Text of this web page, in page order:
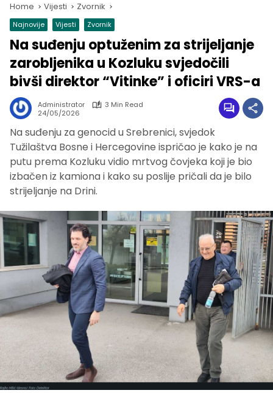
Home Vijesti Zvornik
Najnovije Vijesti Zvornik
Na suđenju optuženim za strijeljanje
zarobljenika u Kozluku svjedočili
bivši direktor “Vitinke” i oficiri VRS-a
Administrator
3 Min Read
24/05/2026
Na suđenju za genocid u Srebrenici, svjedok
Tužilaštva Bosne i Hercegovine ispričao je kako je na
putu prema Kozluku vidio mrtvog čovjeka koji je bio
izbačen iz kamiona i kako su poslije pričali da je bilo
strijeljanje na Drini.